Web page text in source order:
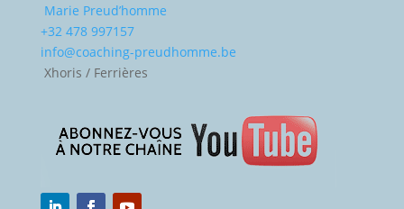
Marie Preud’homme
+32 478 997157
info@coaching-preudhomme.be
Xhoris / Ferrières